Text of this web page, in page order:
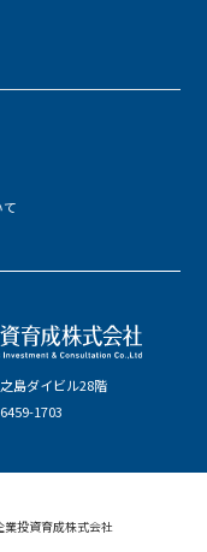
島ダイビル28階
1703
投資育成株式会社